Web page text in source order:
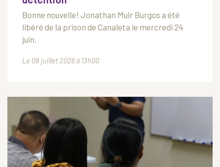
Bonne nouvelle! Jonathan Muir Burgos a été
libéré de la prison de Canaleta le mercredi 24
juin.
Le 08 juillet 2026 à 13h00